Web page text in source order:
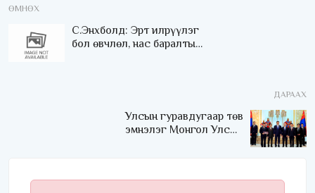
ӨМНӨХ
С.Энхболд: Эрт илрүүлэг
бол өвчлөл, нас баралтыг
ДАРААХ
Улсын гуравдугаар төв
эмнэлэг Монгол Улсын